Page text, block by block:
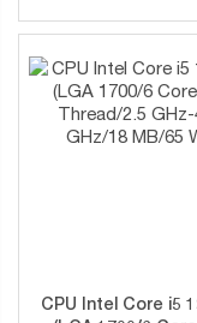
bạn dễ dàng build
thước. Tuy nhiên,
cắm RAM hỗ trợ bộ
tối đa lên 64GB
CPU Intel Core i5